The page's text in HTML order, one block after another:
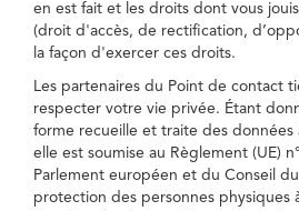
en est fait et les droits dont vous
(droit d'accès, de rectification,
la façon d'exercer ces droits.
Les partenaires du Point de contact
respecter votre vie privée. Étant
forme recueille et traite des données
elle est soumise au Règlement (UE)
Parlement européen et du Conseil
protection des personnes physiques